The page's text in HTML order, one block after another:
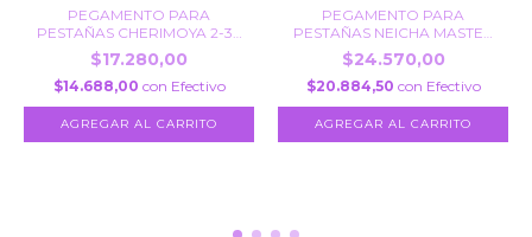
PEGAMENTO PARA
PESTAÑAS CHERIMOYA 2-3S
5...
$17.280,00
$14.688,00 con Efectivo
PEGAMENTO PARA
PESTAÑAS NEICHA MASTER
2G
$24.570,00
$20.884,50 con Efectivo